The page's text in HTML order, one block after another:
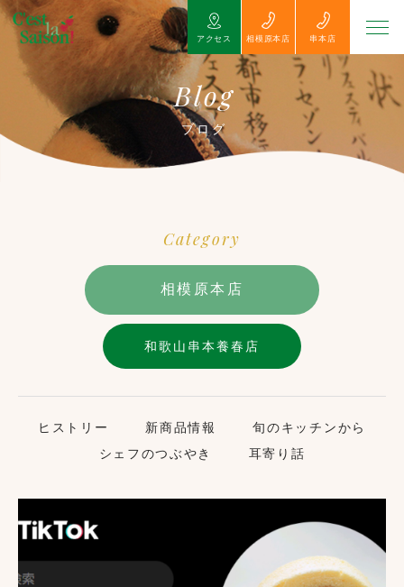
アクセス 相模原本店 串本店
Blog
ブログ
Category
相模原本店
和歌山串本養春店
ヒストリー 新商品情報
旬のキッチンから
シェフのつぶやき
耳寄り話